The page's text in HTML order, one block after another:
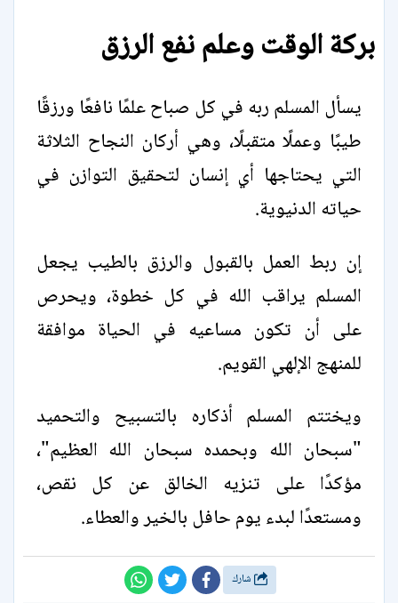
بركة الوقت وعلم نفع الرزق
يسأل المسلم ربه في كل صباح علمًا نافعًا ورزقًا
طيبًا وعملًا متقبلًا، وهي أركان النجاح الثلاثة
التي يحتاجها أي إنسان لتحقيق التوازن في
حياته الدنيوية.
إن ربط العمل بالقبول والرزق بالطيب يجعل
المسلم يراقب الله في كل خطوة، ويحرص
على أن تكون مساعيه في الحياة موافقة
للمنهج الإلهي القويم.
ويختتم المسلم أذكاره بالتسبيح والتحميد
"سبحان الله وبحمده سبحان الله العظيم"،
مؤكدًا على تنزيه الخالق عن كل نقص،
ومستعدًا لبدء يوم حافل بالخير والعطاء.